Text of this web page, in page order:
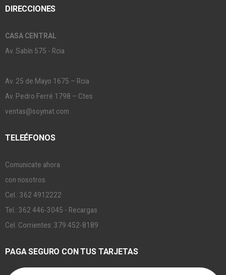
DIRECCIONES
CASA CENTRAL
Av. Sabín 575 - Rcia
Av. 25 de Mayo 1675 – Rcia
Av. Pedro Ferré 1798 – Ctes
ventas@soymat.com
TELEÉFONOS
Comunicate ahora
con nosotros.
Cel.: 362 4912222
Tel.: 362 446-3045 - Recargas
Cel. Corrientes: 379 452-8189
PAGA SEGURO CON TUS TARJETAS